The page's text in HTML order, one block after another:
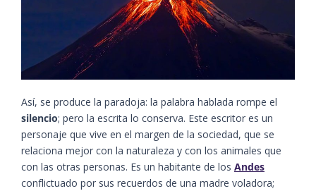
Así, se produce la paradoja: la palabra hablada rompe el
silencio; pero la escrita lo conserva. Este escritor es un
personaje que vive en el margen de la sociedad, que se
relaciona mejor con la naturaleza y con los animales que
con las otras personas. Es un habitante de los Andes
conflictuado por sus recuerdos de una madre voladora;